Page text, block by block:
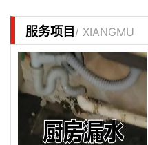
服务项目 / XIANGMU